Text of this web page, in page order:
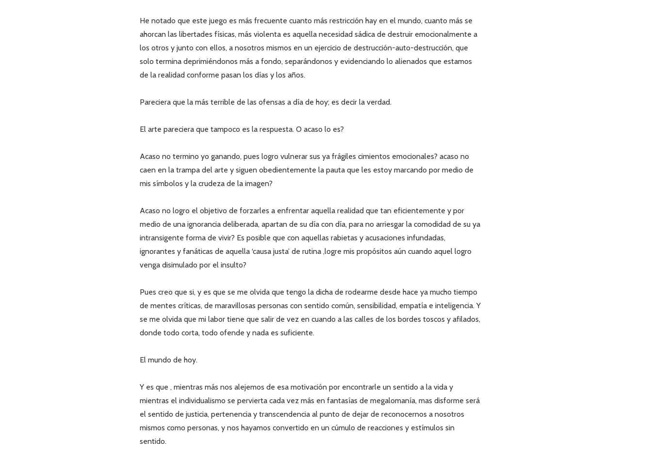
He notado que este juego es más frecuente cuanto más restricción hay en el mundo, cuanto más se
ahorcan las libertades físicas, más violenta es aquella necesidad sádica de destruir emocionalmente a
los otros y junto con ellos, a nosotros mismos en un ejercicio de destrucción-auto-destrucción, que
solo termina deprimiéndonos más a fondo, separándonos y evidenciando lo alienados que estamos
de la realidad conforme pasan los días y los años.
Pareciera que la más terrible de las ofensas a día de hoy; es decir la verdad.
El arte pareciera que tampoco es la respuesta. O acaso lo es?
Acaso no termino yo ganando, pues logro vulnerar sus ya frágiles cimientos emocionales? acaso no
caen en la trampa del arte y siguen obedientemente la pauta que les estoy marcando por medio de
mis símbolos y la crudeza de la imagen?
Acaso no logro el objetivo de forzarles a enfrentar aquella realidad que tan eficientemente y por
medio de una ignorancia deliberada, apartan de su día con día, para no arriesgar la comodidad de su ya
intransigente forma de vivir? Es posible que con aquellas rabietas y acusaciones infundadas,
ignorantes y fanáticas de aquella ‘causa justa’ de rutina ,logre mis propósitos aún cuando aquel logro
venga disimulado por el insulto?
Pues creo que si, y es que se me olvida que tengo la dicha de rodearme desde hace ya mucho tiempo
de mentes críticas, de maravillosas personas con sentido común, sensibilidad, empatía e inteligencia. Y
se me olvida que mi labor tiene que salir de vez en cuando a las calles de los bordes toscos y afilados,
donde todo corta, todo ofende y nada es suficiente.
El mundo de hoy.
Y es que , mientras más nos alejemos de esa motivación por encontrarle un sentido a la vida y
mientras el individualismo se pervierta cada vez más en fantasías de megalomanía, mas disforme será
el sentido de justicia, pertenencia y transcendencia al punto de dejar de reconocernos a nosotros
mismos como personas, y nos hayamos convertido en un cúmulo de reacciones y estímulos sin
sentido.